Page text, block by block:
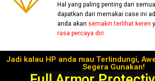
Hal yang paling penting dari
dapatkan dari memakai case ini
anda akan semakin terlihat keren
rasa percaya diri.
Jadi kalau HP anda mau Terlindungi,
Segera Gunakan!